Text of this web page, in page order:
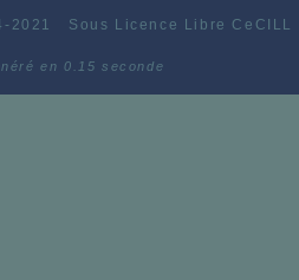
2021 Sous Licence Libre CeCILL
en 0.15 seconde